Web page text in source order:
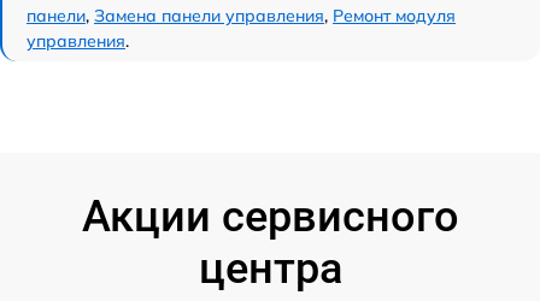
панели, Замена панели управления, Ремонт модуля
управления.
Акции сервисного
центра